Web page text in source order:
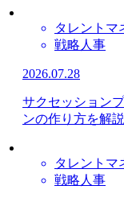
タレントマ
戦略人事
2026.07.28
サクセッション
ンの作り方を解説
タレントマ
戦略人事